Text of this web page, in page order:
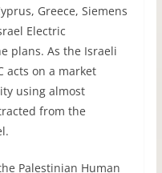
Greece, Siemens
Electric
plans. As the Israeli
acts on a market
using almost
from the
Palestinian Human